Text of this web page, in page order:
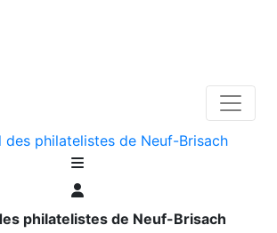
philatelistes de Neuf-Brisach